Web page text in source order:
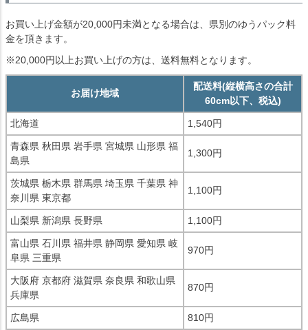
お買い上げ金額が20,000円未満となる場合は、県別のゆうパック料
金を頂きます。
※20,000円以上お買い上げの方は、送料無料となります。
お届け地域
配送料(縦横高さの合計
60cm以下、税込)
北海道 1,540円
青森県 秋田県 岩手県 宮城県 山形県 福
島県
1,300円
茨城県 栃木県 群馬県 埼玉県 千葉県 神
奈川県 東京都
1,100円
山梨県 新潟県 長野県 1,100円
富山県 石川県 福井県 静岡県 愛知県 岐
阜県 三重県
970円
大阪府 京都府 滋賀県 奈良県 和歌山県
兵庫県
870円
広島県 810円